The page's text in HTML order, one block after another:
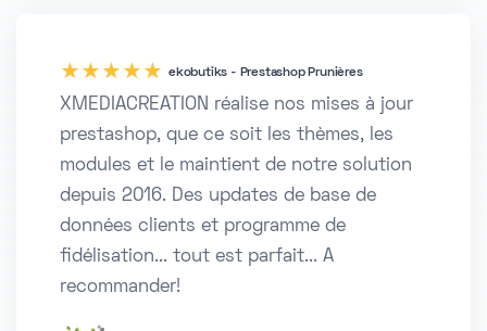
5 ekobutiks - Prestashop Prunières
XMEDIACREATION réalise nos mises à jour
prestashop, que ce soit les thèmes, les
modules et le maintient de notre solution
depuis 2016. Des updates de base de
données clients et programme de
fidélisation... tout est parfait... A
recommander!